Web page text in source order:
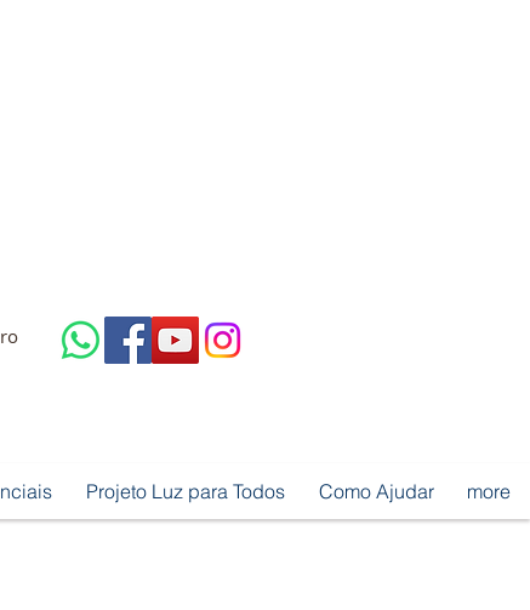
Projeto Luz para Todos Como Ajudar more